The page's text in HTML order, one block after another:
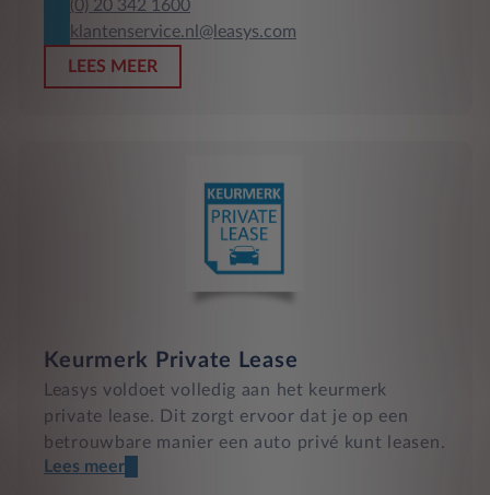
(0) 20 342 1600
klantenservice.nl@leasys.com
LEES MEER
Keurmerk Private Lease
Leasys voldoet volledig aan het keurmerk
private lease. Dit zorgt ervoor dat je op een
betrouwbare manier een auto privé kunt leasen.
Lees meer